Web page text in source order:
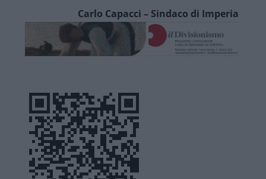
Carlo Capacci – Sindaco di Imperia